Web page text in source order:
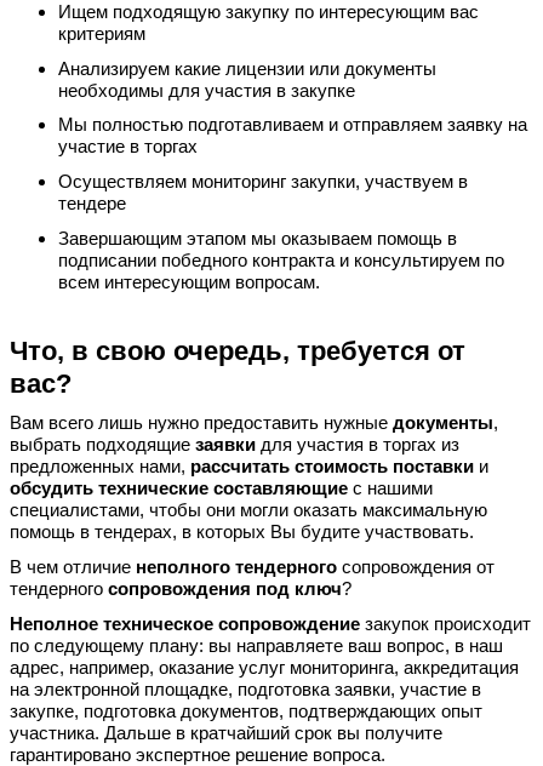
Ищем подходящую закупку по интересующим вас
критериям
Анализируем какие лицензии или документы
необходимы для участия в закупке
Мы полностью подготавливаем и отправляем заявку на
участие в торгах
Осуществляем мониторинг закупки, участвуем в
тендере
Завершающим этапом мы оказываем помощь в
подписании победного контракта и консультируем по
всем интересующим вопросам.
Что, в свою очередь, требуется от
вас?
Вам всего лишь нужно предоставить нужные документы,
выбрать подходящие заявки для участия в торгах из
предложенных нами, рассчитать стоимость поставки и
обсудить технические составляющие с нашими
специалистами, чтобы они могли оказать максимальную
помощь в тендерах, в которых Вы будите участвовать.
В чем отличие неполного тендерного сопровождения от
тендерного сопровождения под ключ?
Неполное техническое сопровождение закупок происходит
по следующему плану: вы направляете ваш вопрос, в наш
адрес, например, оказание услуг мониторинга, аккредитация
на электронной площадке, подготовка заявки, участие в
закупке, подготовка документов, подтверждающих опыт
участника. Дальше в кратчайший срок вы получите
гарантировано экспертное решение вопроса.